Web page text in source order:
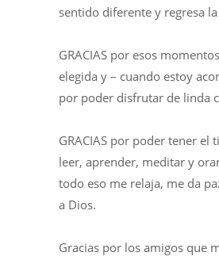
sentido diferente y regresa la
GRACIAS por esos
elegida y – cuando estoy
por poder disfrutar de linda
GRACIAS por poder tener el
leer, aprender, meditar y
todo eso me relaja, me da
a Dios.
Gracias por los amigos que